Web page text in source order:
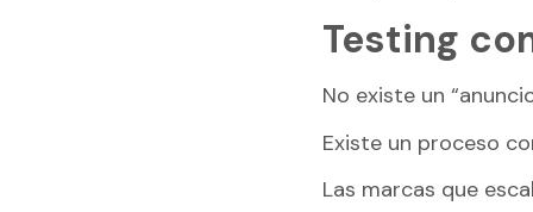
Testing
No existe un
Existe un proceso
Las marcas que